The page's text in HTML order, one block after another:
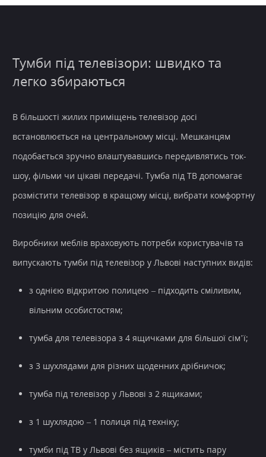
Тумби під телевізори: швидко та
легко збираються
В більшості жилих приміщень телевізор досі
встановлюється на центральному місці. Мешканцям
подобається зручно влаштувавшись передивлятись ток-
шоу, фільми чи цікаві передачі. Тумба під ТВ допомагає
розмістити телевізор в кращому місці, вибрати комфортну
позицію для очей.
Виробники меблів враховують потреби користувачів та
випускають тумби під телевізор у Львові наступних видів:
з однією відкритою полицею – підходить сміливим,
вільним особистостям;
тумба для телевізора з 4 ящичками для більшої сім’ї;
з 3 шухлядами для різних щоденних дрібничок;
тумба під телевізор у Львові з 2 ящиками;
з 1 шухлядою – 1 полиця під техніку;
тумби під ТВ у Львові без ящиків – містить пару